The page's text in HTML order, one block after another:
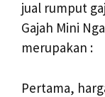
jual rumput
Gajah Mini
merupakan :
Pertama,